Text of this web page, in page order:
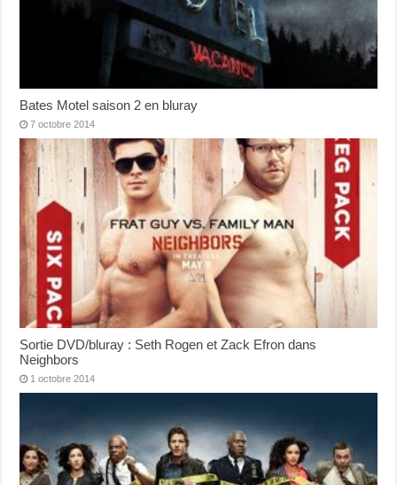
Bates Motel saison 2 en bluray
7 octobre 2014
Sortie DVD/bluray : Seth Rogen et Zack Efron dans
Neighbors
1 octobre 2014